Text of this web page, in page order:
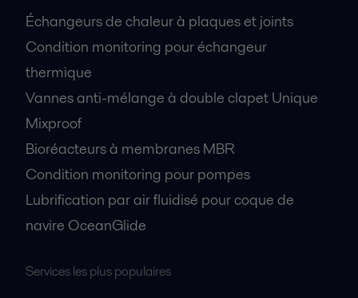
Échangeurs de chaleur à plaques et joints
Condition monitoring pour échangeur
thermique
Vannes anti-mélange à double clapet Unique
Mixproof
Bioréacteurs à membranes MBR
Condition monitoring pour pompes
Lubrification par air fluidisé pour coque de
navire OceanGlide
Services les plus populaires